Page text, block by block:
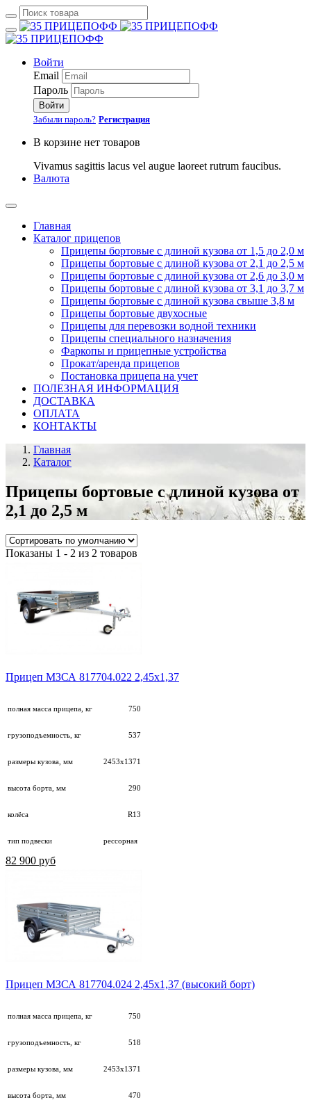
Войти
Email
Пароль
Войти
Забыли пароль? Регистрация
В корзине нет товаров
Vivamus sagittis lacus vel augue laoreet rutrum faucibus.
Валюта
Главная
Каталог прицепов
Прицепы бортовые с длиной кузова от 1,5 до 2,0 м
Прицепы бортовые с длиной кузова от 2,1 до 2,5 м
Прицепы бортовые с длиной кузова от 2,6 до 3,0 м
Прицепы бортовые с длиной кузова от 3,1 до 3,7 м
Прицепы бортовые с длиной кузова свыше 3,8 м
Прицепы бортовые двухосные
Прицепы для перевозки водной техники
Прицепы специального назначения
Фаркопы и прицепные устройства
Прокат/аренда прицепов
Постановка прицепа на учет
ПОЛЕЗНАЯ ИНФОРМАЦИЯ
ДОСТАВКА
ОПЛАТА
КОНТАКТЫ
Главная
Каталог
Прицепы бортовые с длиной кузова от
2,1 до 2,5 м
Показаны 1 - 2 из 2 товаров
Прицеп МЗСА 817704.022 2,45х1,37
полная масса прицепа, кг 750
грузоподъемность, кг 537
размеры кузова, мм 2453х1371
высота борта, мм 290
колёса R13
тип подвески рессорная
82 900 руб
Прицеп МЗСА 817704.024 2,45х1,37 (высокий борт)
полная масса прицепа, кг 750
грузоподъемность, кг 518
размеры кузова, мм 2453х1371
высота борта, мм 470